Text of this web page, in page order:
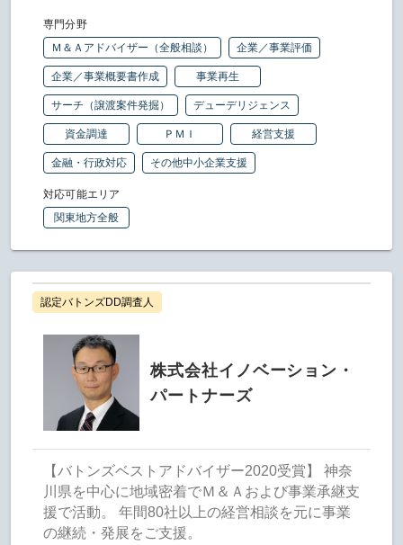
専門分野
Ｍ＆Ａアドバイザー（全般相談）
企業／事業評価
企業／事業概要書作成 事業再生
サーチ（譲渡案件発掘） デューデリジェンス
資金調達 ＰＭＩ 経営支援
金融・行政対応 その他中小企業支援
対応可能エリア
関東地方全般
認定バトンズDD調査人
株式会社イノベーション・
パートナーズ
【バトンズベストアドバイザー2020受賞】 神奈
川県を中心に地域密着でＭ＆Ａおよび事業承継支
援で活動。 年間80社以上の経営相談を元に事業
の継続・発展をご支援。